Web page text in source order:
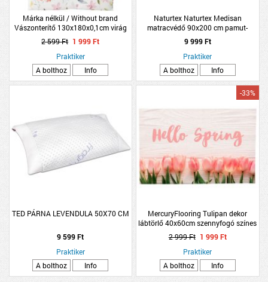
Márka nélkül / Without brand
Vászonterítő 130x180x0,1cm virág
mintás poliészter
2 599 Ft 1 999 Ft
Praktiker
A bolthoz
Info
Naturtex Naturtex Medisan
matracvédő 90x200 cm pamut-
poliészter
9 999 Ft
Praktiker
A bolthoz
Info
TED PÁRNA LEVENDULA 50X70 CM
9 599 Ft
Praktiker
A bolthoz
Info
MercuryFlooring Tulipan dekor
lábtörlő 40x60cm szennyfogó színes
mintás
-33%
2 999 Ft 1 999 Ft
Praktiker
A bolthoz
Info